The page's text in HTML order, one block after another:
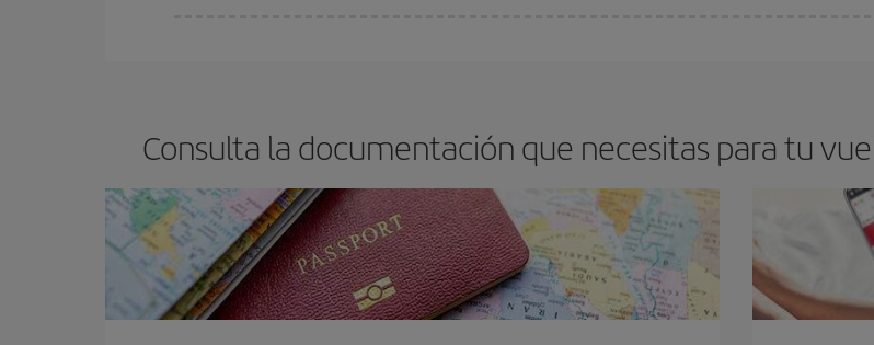
Consulta la documentación que necesitas para tu